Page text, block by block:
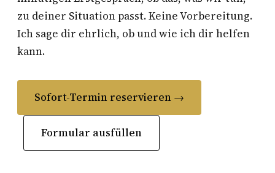
zu deiner Situation passt. Keine Vorbereitung.
Ich sage dir ehrlich, ob und wie ich dir helfen
kann.
Sofort-Termin reservieren →
Formular ausfüllen